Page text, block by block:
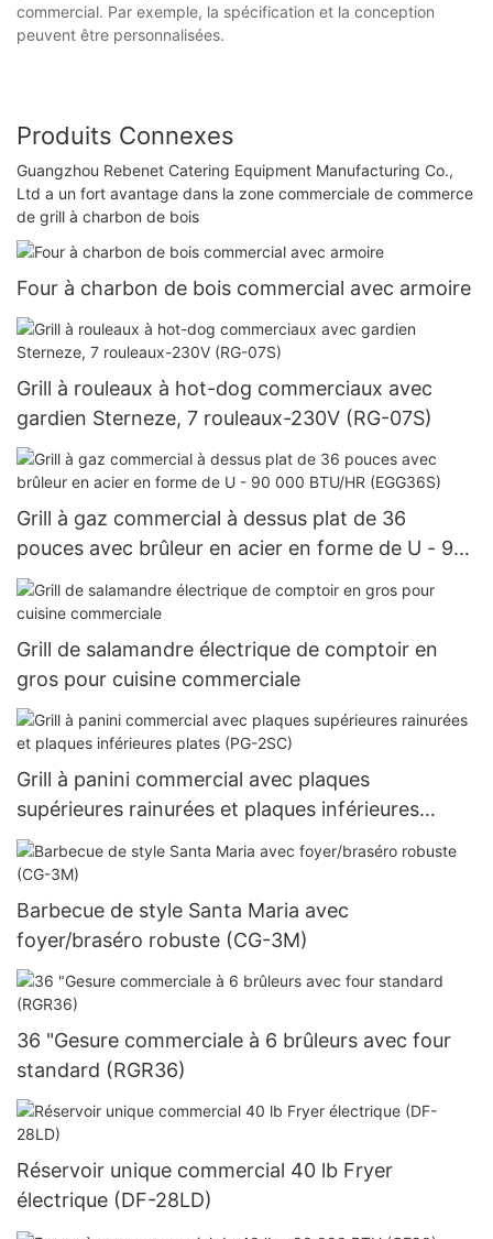
commercial. Par exemple, la spécification et la conception
peuvent être personnalisées.
Produits Connexes
Guangzhou Rebenet Catering Equipment Manufacturing Co.,
Ltd a un fort avantage dans la zone commerciale de commerce
de grill à charbon de bois
Four à charbon de bois commercial avec armoire
Grill à rouleaux à hot-dog commerciaux avec
gardien Sterneze, 7 rouleaux-230V (RG-07S)
Grill à gaz commercial à dessus plat de 36
pouces avec brûleur en acier en forme de U - 90
000 BTU/HR (EGG36S)
Grill de salamandre électrique de comptoir en
gros pour cuisine commerciale
Grill à panini commercial avec plaques
supérieures rainurées et plaques inférieures
plates (PG-2SC)
Barbecue de style Santa Maria avec
foyer/braséro robuste (CG-3M)
36 "Gesure commerciale à 6 brûleurs avec four
standard (RGR36)
Réservoir unique commercial 40 lb Fryer
électrique (DF-28LD)